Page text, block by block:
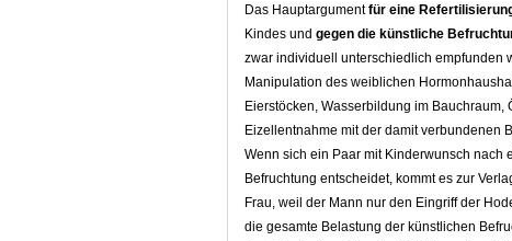
Das Hauptargumentfür eine
Kindes und gegen die künstliche
zwar individuell unterschiedlich empfunden
Manipulation des weiblichen
Eierstöcken, Wasserbildung im
Eizellentnahme mit der damit verbundenen
Wenn sich ein Paar mit Kinderwunsch nach
Befruchtung entscheidet, kommt es zur
Frau, weil der Mann nur den Eingriff der
die gesamte Belastung der künstlichen